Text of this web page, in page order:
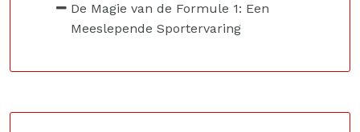
De Magie van de Formule 1: Een
Meeslepende Sportervaring